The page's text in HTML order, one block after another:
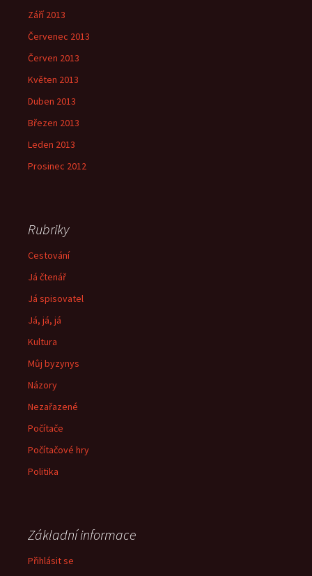
Září 2013
Červenec 2013
Červen 2013
Květen 2013
Duben 2013
Březen 2013
Leden 2013
Prosinec 2012
Rubriky
Cestování
Já čtenář
Já spisovatel
Já, já, já
Kultura
Můj byzynys
Názory
Nezařazené
Počítače
Počítačové hry
Politika
Základní informace
Přihlásit se